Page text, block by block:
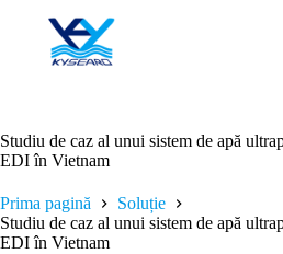
conținut
Studiu de caz al unui sistem de apă
EDI în Vietnam
Prima pagină
Soluție
Studiu de caz al unui sistem de apă
EDI în Vietnam